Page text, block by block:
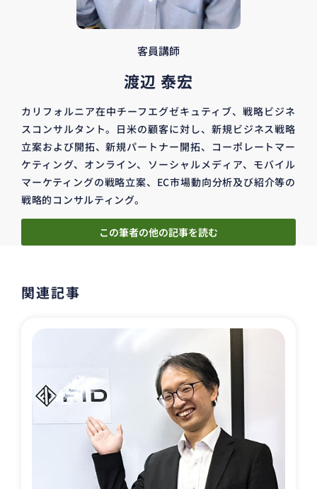
客員講師
渡辺 泰宏
カリフォルニア在中チーフエグゼキュティブ、戦略ビジネ
スコンサルタント。日米の顧客に対し、新規ビジネス戦略
立案および開拓、新規パートナー開拓、コーポレートマー
ケティング、オンライン、ソーシャルメディア、モバイル
マーケティングの戦略立案、EC市場動向分析及び紹介等の
戦略的コンサルティング。
この筆者の他の記事を読む
関連記事